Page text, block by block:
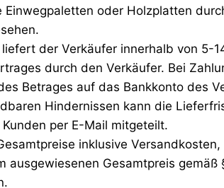
oder Holzplatten
der Verkäufer innerhalb von 5-
durch den Verkäufer. Bei
Betrages auf das Bankkonto des
Hindernissen kann die
per E-Mail mitgeteilt.
inklusive
Gesamtpreis gemäß